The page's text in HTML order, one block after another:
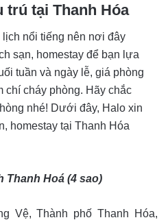
trú tại Thanh Hóa
nổi tiếng nên nơi đây
sạn, homestay để bạn lựa
tuần và ngày lễ, giá phòng
chí cháy phòng. Hãy chắc
nhé! Dưới đây, Halo xin
homestay tại Thanh Hóa
Thanh Hoá (4 sao)
Vệ, Thành phố Thanh Hóa,